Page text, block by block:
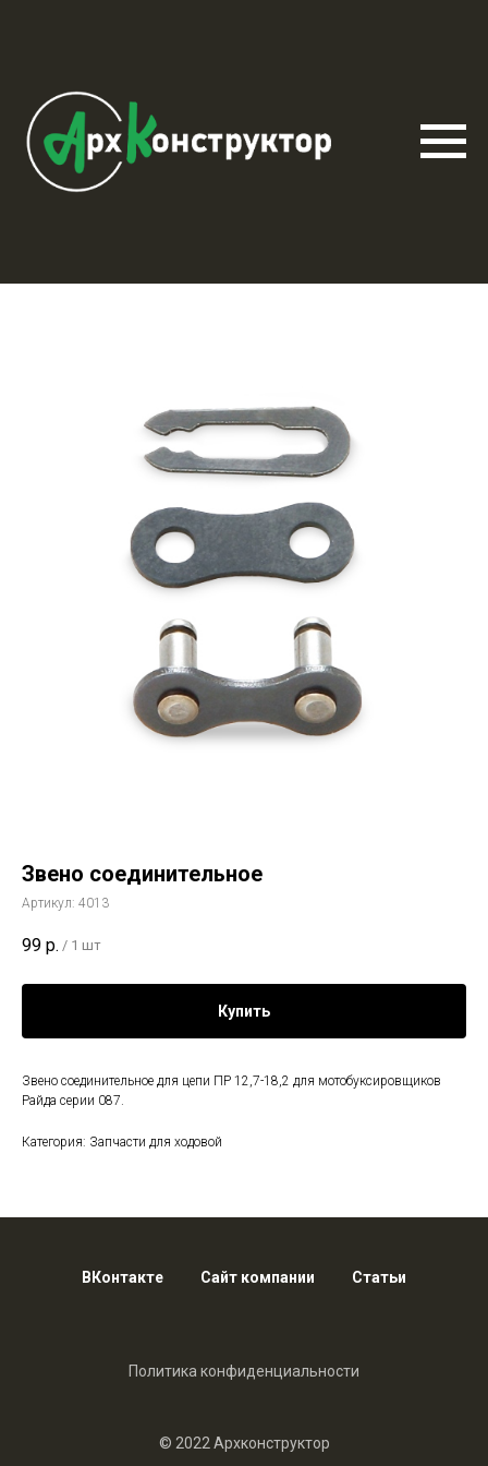
Звено соединительное
Артикул: 4013
99 р. / 1 шт
Купить
Звено соединительное для цепи ПР 12,7-18,2 для мотобуксировщиков
Райда серии 087.
Категория: Запчасти для ходовой
ВКонтакте Сайт компании Статьи
Политика конфиденциальности
© 2022 Архконструктор